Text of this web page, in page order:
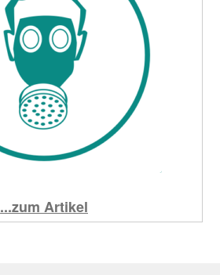
...zum Artikel